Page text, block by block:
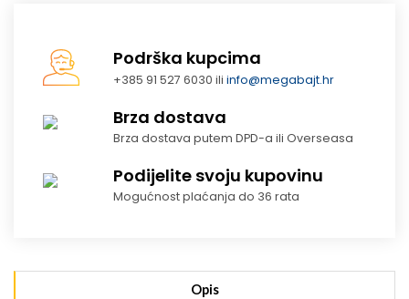
Podrška kupcima
+385 91 527 6030 iliinfo@megabajt.hr
Brza dostava
Brza dostava putem DPD-a ili Overseasa
Podijelite svoju kupovinu
Mogućnost plaćanja do 36 rata
Opis